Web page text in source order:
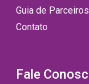
Guia de Parceiros
Contato
Fale